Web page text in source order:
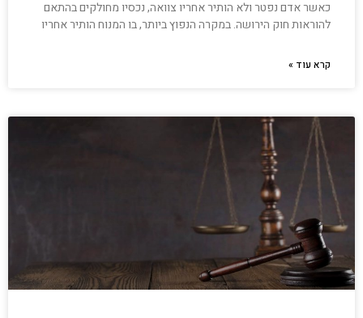
כאשר אדם נפטר ולא הותיר אחריו צוואה, נכסיו מחולקים בהתאם
להוראות חוק הירושה. במקרה הנפוץ ביותר, בו המנוח הותיר אחריו
קרא עוד »